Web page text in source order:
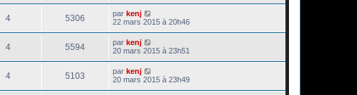
4 5306 par kenj
22 mars 2015 à 20h46
4 5594 par kenj
20 mars 2015 à 23h51
4 5103 par kenj
20 mars 2015 à 23h49